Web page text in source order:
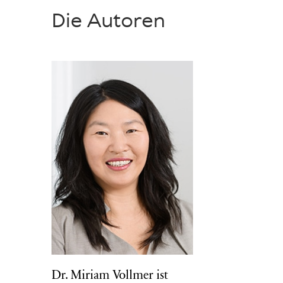
Die Autoren
Dr. Miriam Vollmer ist